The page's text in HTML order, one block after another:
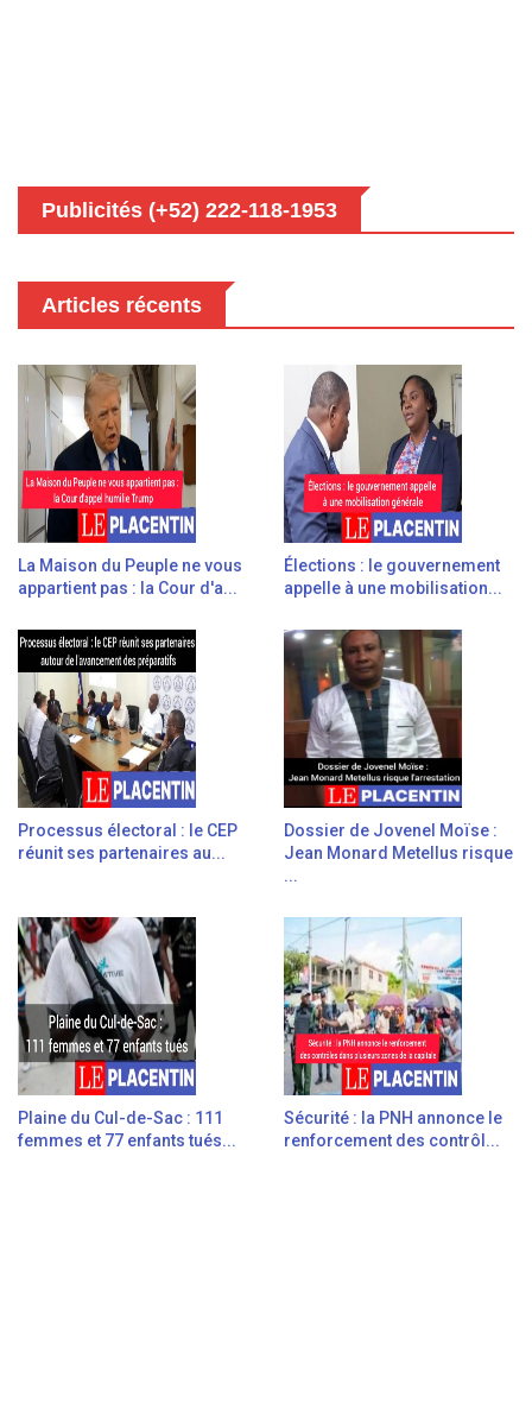
Publicités (+52) 222-118-1953
Articles récents
La Maison du Peuple ne vous
appartient pas : la Cour d'a...
Élections : le gouvernement
appelle à une mobilisation...
Processus électoral : le CEP
réunit ses partenaires au...
Dossier de Jovenel Moïse :
Jean Monard Metellus risque
...
Plaine du Cul-de-Sac : 111
femmes et 77 enfants tués...
Sécurité : la PNH annonce le
renforcement des contrôl...